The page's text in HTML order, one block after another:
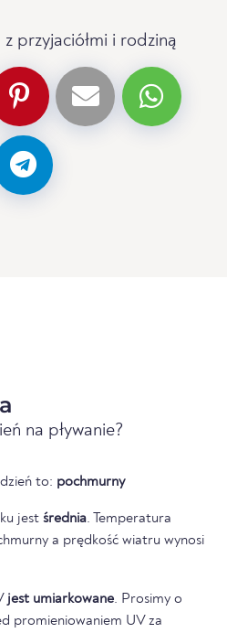
przyjaciółmi i rodziną
na pływanie?
to: pochmurny
jest średnia. Temperatura
a prędkość wiatru wynosi
jest umiarkowane. Prosimy o
promieniowaniem UV za